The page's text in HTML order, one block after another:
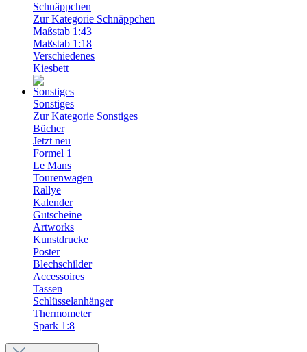
Schnäppchen
Zur Kategorie Schnäppchen
Maßstab 1:43
Maßstab 1:18
Verschiedenes
Kiesbett
Sonstiges
Zur Kategorie Sonstiges
Bücher
Jetzt neu
Formel 1
Le Mans
Tourenwagen
Rallye
Kalender
Gutscheine
Artworks
Kunstdrucke
Poster
Blechschilder
Accessoires
Tassen
Schlüsselanhänger
Thermometer
Spark 1:8